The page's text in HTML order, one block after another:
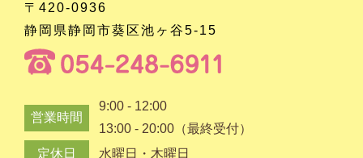
〒420-0936
静岡県静岡市葵区池ヶ谷5-15
営業時間
9:00 - 12:00
13:00 - 20:00（最終受付）
定休日
水曜日・木曜日